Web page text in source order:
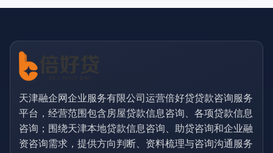
天津融企网企业服务有限公司运营倍好贷贷款咨询服务
平台，经营范围包含房屋贷款信息咨询、各项贷款信息
咨询；围绕天津本地贷款信息咨询、助贷咨询和企业融
资咨询需求，提供方向判断、资料梳理与咨询沟通服务